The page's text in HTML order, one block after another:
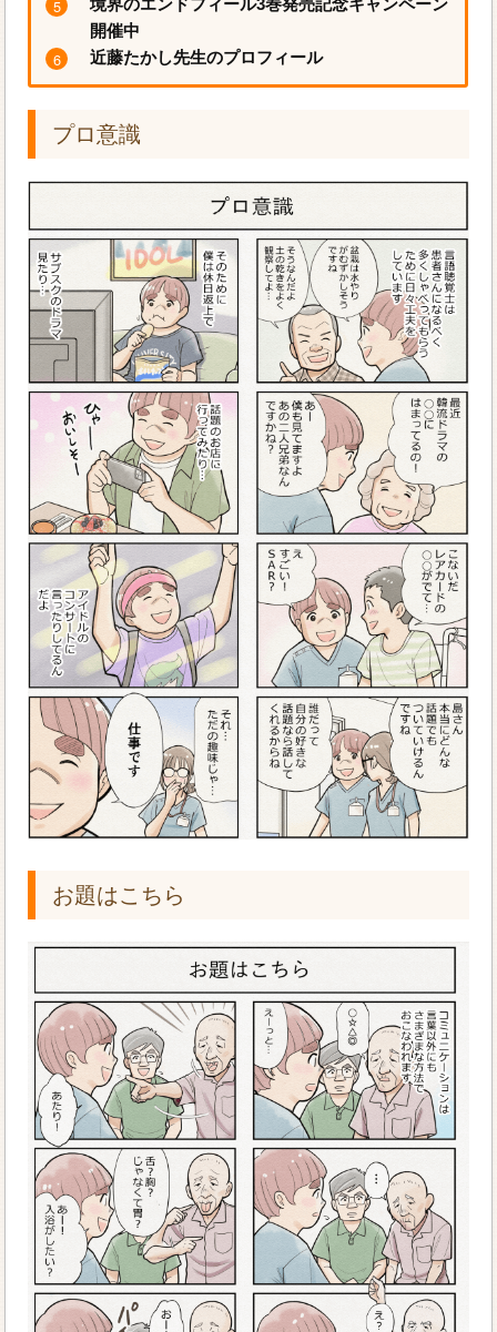
境界のエンドフィール3巻発売記念キャンペーン
開催中
近藤たかし先生のプロフィール
プロ意識
お題はこちら